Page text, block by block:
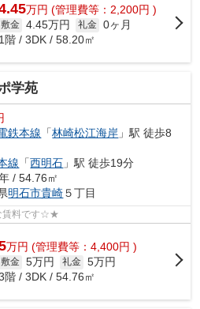
万円 (管理費等：2,200円 )
敷金 4.45万円 礼金 0ヶ月
1階 / 3DK / 58.20㎡
学苑
鉄本線 「林崎松江海岸 」駅 徒歩8
線 「西明石 」駅 徒歩19分
/ 54.76㎡
明石市貴崎５丁目
賃料です☆★
万円 (管理費等：4,400円 )
敷金 5万円 礼金 5万円
階 / 3DK / 54.76㎡